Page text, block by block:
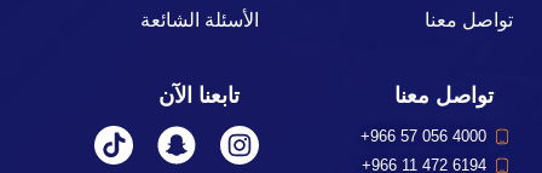
تواصل معنا الأسئلة الشائعة
تواصل معنا
+966 57 056 4000
+966 11 472 6194
تابعنا الآن